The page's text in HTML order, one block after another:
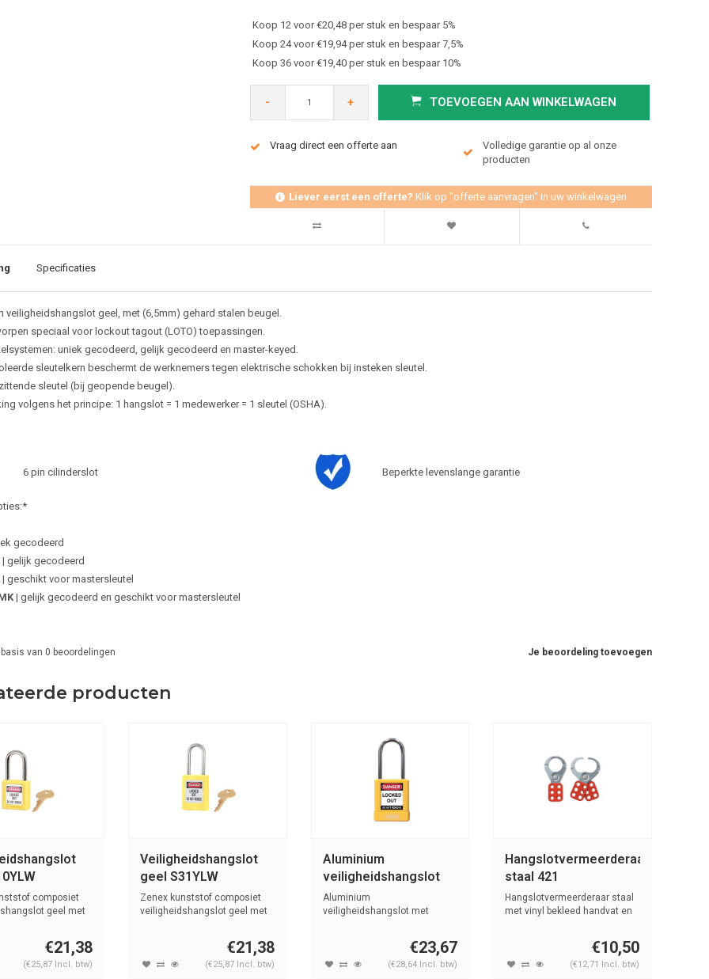
Koop 12 voor €20,48 per stuk en bespaar 5%
Koop 24 voor €19,94 per stuk en bespaar 7,5%
Koop 36 voor €19,40 per stuk en bespaar 10%
- + TOEVOEGEN AAN WINKELWAGEN
Vraag direct een offerte aan
Volledige garantie op al onze
producten
Liever eerst een offerte? Klik op "offerte aanvragen" in uw winkelwagen
Specificaties
veiligheidshangslot geel, met (6,5mm) gehard stalen beugel.
speciaal voor lockout tagout (LOTO) toepassingen.
uniek gecodeerd, gelijk gecodeerd en master-keyed.
sleutelkern beschermt de werknemers tegen elektrische schokken bij insteken sleutel.
sleutel (bij geopende beugel).
volgens het principe: 1 hangslot = 1 medewerker = 1 sleutel (OSHA).
6 pin cilinderslot Beperkte levenslange garantie
gecodeerd
gelijk gecodeerd
| geschikt voor mastersleutel
| gelijk gecodeerd en geschikt voor mastersleutel
Je beoordeling toevoegen
van 0 beoordelingen
producten
composiet
geel met
€21,38
(€25,87 Incl. btw)
Veiligheidshangslot
geel S31YLW
Zenex kunststof composiet
veiligheidshangslot geel met
€21,38
(€25,87 Incl. btw)
Aluminium
veiligheidshangslot
met gele cover
74BS/40 geel
Aluminium
veiligheidshangslot met
€23,67
(€28,64 Incl. btw)
Hangslotvermeerderaar
staal 421
Hangslotvermeerderaar staal
met vinyl bekleed handvat en
€10,50
(€12,71 Incl. btw)